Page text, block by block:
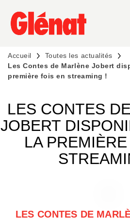
MENU RECHERCHE
PIED DE PAGE
Accueil
Toutes les actualités
Les Contes de Marlène Jobert
première fois en streaming !
LES CONTES
JOBERT
LA
LES CONTES DE